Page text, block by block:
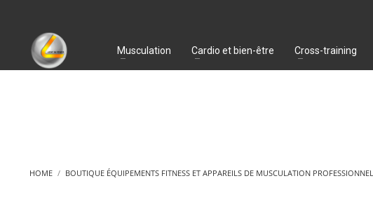
Musculation Cardio et bien-être Cross-training
HOME BOUTIQUE ÉQUIPEMENTS FITNESS ET APPAREILS DE MUSCULATION